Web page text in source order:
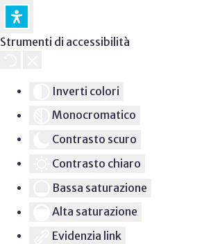
Strumenti di accessibilità
Inverti colori
Monocromatico
Contrasto scuro
Contrasto chiaro
Bassa saturazione
Alta saturazione
Evidenzia link